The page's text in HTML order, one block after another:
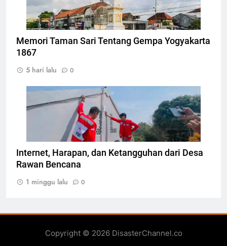
Memori Taman Sari Tentang Gempa Yogyakarta
1867
5 hari lalu
0
Pemasangan teknologi konektivitas internet
berbasis komunitas, Foto: Atep Maulana
Internet, Harapan, dan Ketangguhan dari Desa
Rawan Bencana
1 minggu lalu
0
Copyright © 2026 DisasterChannel.co